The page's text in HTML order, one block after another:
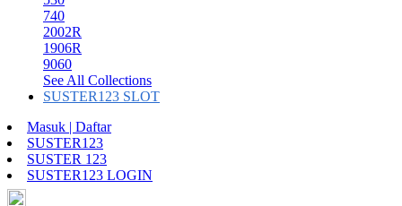
740
2002R
1906R
9060
See All Collections
SUSTER123 SLOT
Masuk | Daftar
SUSTER123
SUSTER 123
SUSTER123 LOGIN